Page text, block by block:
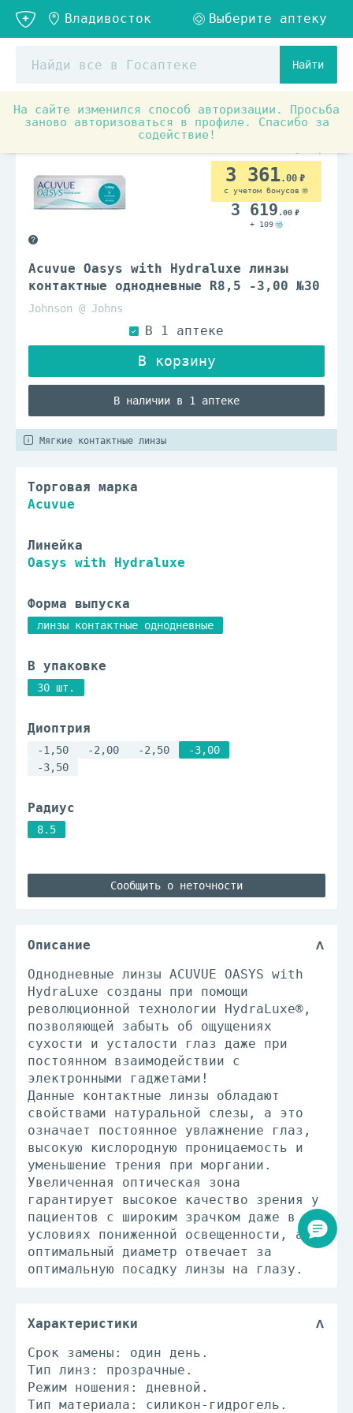
Найти
На сайте изменился способ авторизации. Просьба
заново авторизоваться в профиле. Спасибо за
содействие!
Оптика Контактные линзы
Acuvue Oasys with Hydraluxe линзы
контактные однодневные R8,5 -3,00 №30
Johnson @ Johns
В наличии в 1 аптеке
3 361.00
с учетом бонусов
3 619 .00
+ 109
Мягкие контактные линзы
Торговая марка
Acuvue
Линейка
Oasys with Hydraluxe
Форма выпуска
линзы контактные однодневные
В упаковке
30 шт.
Диоптрия
-1,50 -2,00 -2,50
-3,00
-3,50
Радиус
8.5
Сообщить о неточности
Описание
Однодневные линзы ACUVUE OASYS with
HydraLuxe созданы при помощи
революционной технологии HydraLuxe®,
позволяющей забыть об ощущениях
сухости и усталости глаз даже при
постоянном взаимодействии с
электронными гаджетами!
Данные контактные линзы обладают
свойствами натуральной слезы, а это
означает постоянное увлажнение глаз,
высокую кислородную проницаемость и
уменьшение трения при моргании.
Увеличенная оптическая зона
гарантирует высокое качество зрения у
пациентов с широким зрачком даже в
условиях пониженной освещенности, а
оптимальный диаметр отвечает за
оптимальную посадку линзы на глазу.
Характеристики
Срок замены: один день.
Тип линз: прозрачные.
Режим ношения: дневной.
Тип материала: силикон-гидрогель.